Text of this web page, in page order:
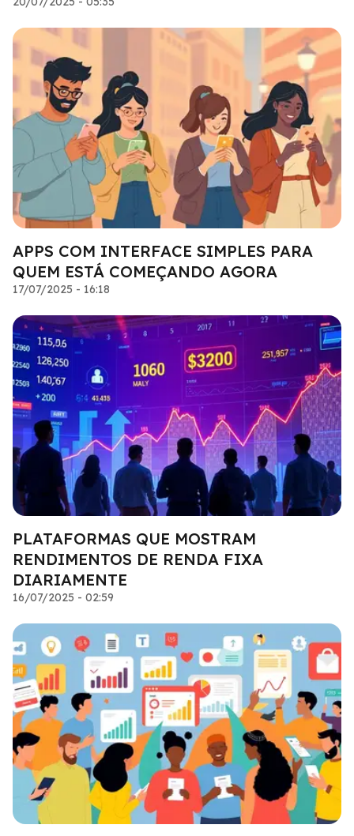
APPS COM INTERFACE SIMPLES PARA
QUEM ESTÁ COMEÇANDO AGORA
17/07/2025 - 16:18
PLATAFORMAS QUE MOSTRAM
RENDIMENTOS DE RENDA FIXA
DIARIAMENTE
16/07/2025 - 02:59